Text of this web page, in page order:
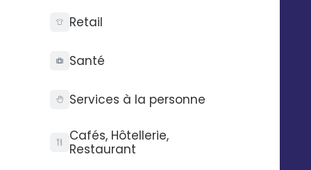
Retail
Santé
Services à la personne
Cafés, Hôtellerie,
Restaurant